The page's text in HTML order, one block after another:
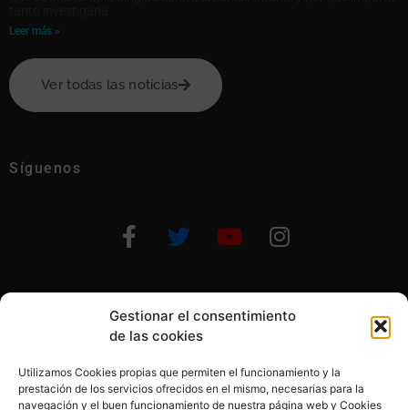
Gestionar el consentimiento
de las cookies
Utilizamos Cookies propias que permiten el funcionamiento y la
prestación de los servicios ofrecidos en el mismo, necesarias para la
navegación y el buen funcionamiento de nuestra página web y Cookies
Leer más »
Ver todas las notícias
Síguenos
Otras formas de ayudar